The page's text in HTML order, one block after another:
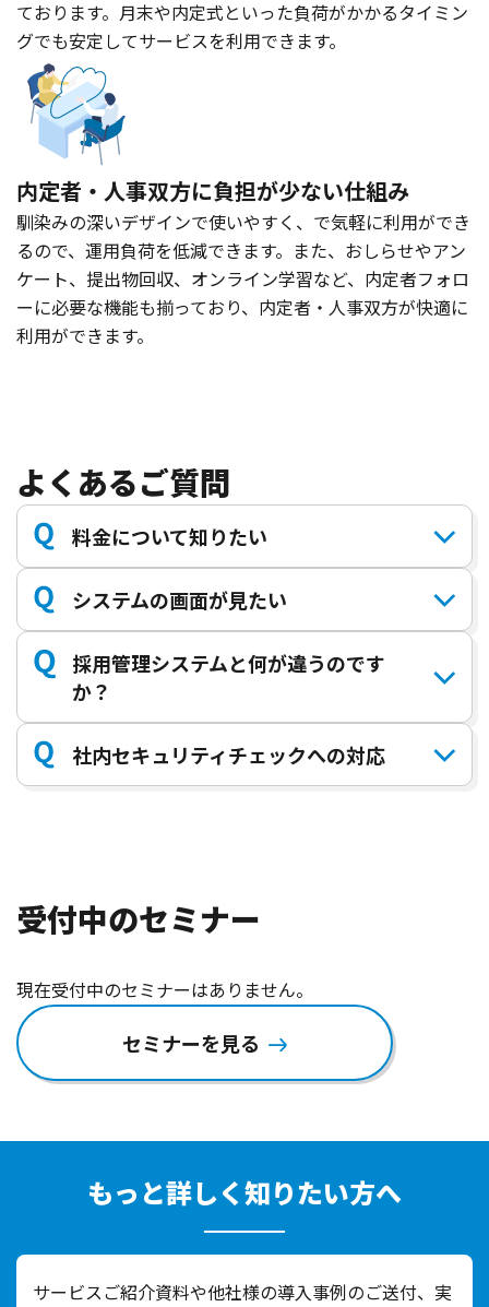
ております。月末や内定式といった負荷がかかるタイミン
グでも安定してサービスを利用できます。
内定者・人事双方に負担が少ない仕組み
馴染みの深いデザインで使いやすく、で気軽に利用ができ
るので、運用負荷を低減できます。また、おしらせやアン
ケート、提出物回収、オンライン学習など、内定者フォロ
ーに必要な機能も揃っており、内定者・人事双方が快適に
利用ができます。
よくあるご質問
料金について知りたい
3つのプランがあり、それぞれに利用人数に応じ
て料金が異なります。
料金プランを見る
システムの画面が見たい
オンラインにてデモサイトをご紹介することが
可能です。お気軽にお問い合せください。
採用管理システムと何が違うのです
か？
内定者フォローを成功させるには、内定者の状
況把握が大切です。
社内セキュリティチェックへの対応
受付中のセミナー
現在受付中のセミナーはありません。
セミナーを見る
もっと詳しく知りたい方へ
サービスご紹介資料や他社様の導入事例のご送付、実